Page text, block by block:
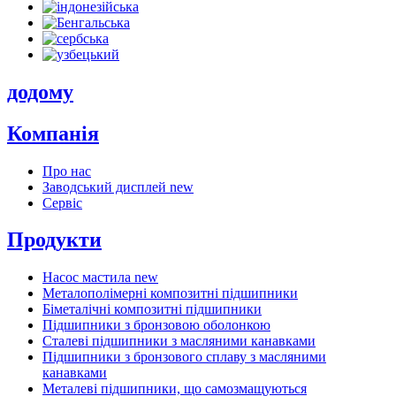
додому
Компанія
Про нас
Заводський дисплей new
Сервіс
Продукти
Насос мастила new
Металополімерні композитні підшипники
Біметалічні композитні підшипники
Підшипники з бронзовою оболонкою
Сталеві підшипники з масляними канавками
Підшипники з бронзового сплаву з масляними
канавками
Металеві підшипники, що самозмащуються